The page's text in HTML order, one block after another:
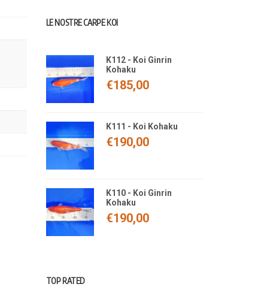
LE NOSTRE CARPE KOI
K112 - Koi Ginrin
Kohaku
€185,00
K111 - Koi Kohaku
€190,00
K110 - Koi Ginrin
Kohaku
€190,00
TOP RATED